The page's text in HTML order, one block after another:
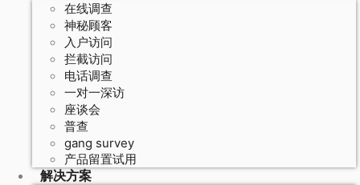
在线调查
神秘顾客
入户访问
拦截访问
电话调查
一对一深访
座谈会
普查
gang survey
产品留置试用
解决方案